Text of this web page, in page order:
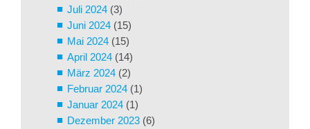
Juli 2024 (3)
Juni 2024 (15)
Mai 2024 (15)
April 2024 (14)
März 2024 (2)
Februar 2024 (1)
Januar 2024 (1)
Dezember 2023 (6)